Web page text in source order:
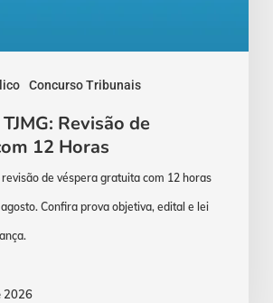
Concurso Tribunais
Revisão de
12 Horas
revisão de véspera gratuita com 12 horas
Confira prova objetiva, edital e lei
2026